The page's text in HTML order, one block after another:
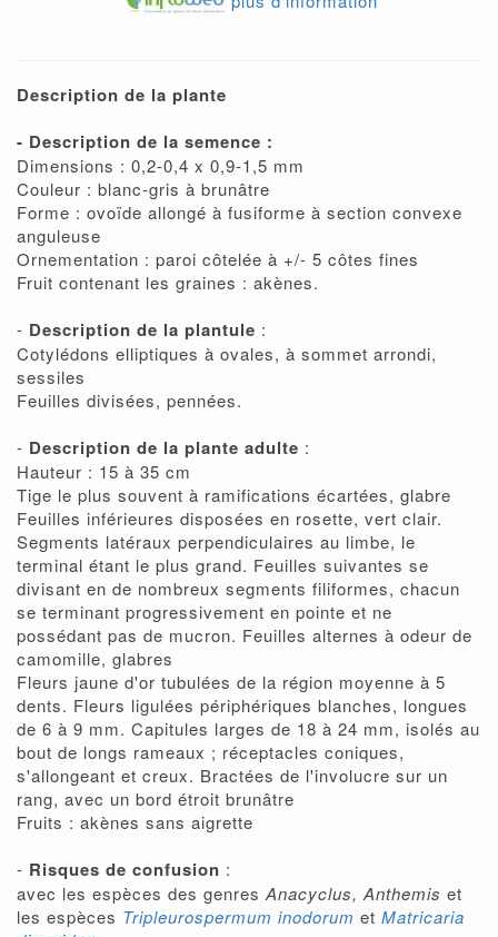
Description de la plante
- Description de la semence :
Dimensions : 0,2-0,4 x 0,9-1,5 mm
Couleur : blanc-gris à brunâtre
Forme : ovoïde allongé à fusiforme à section convexe
anguleuse
Ornementation : paroi côtelée à +/- 5 côtes fines
Fruit contenant les graines : akènes.
- Description de la plantule :
Cotylédons elliptiques à ovales, à sommet arrondi,
sessiles
Feuilles divisées, pennées.
- Description de la plante adulte :
Hauteur : 15 à 35 cm
Tige le plus souvent à ramifications écartées, glabre
Feuilles inférieures disposées en rosette, vert clair.
Segments latéraux perpendiculaires au limbe, le
terminal étant le plus grand. Feuilles suivantes se
divisant en de nombreux segments filiformes, chacun
se terminant progressivement en pointe et ne
possédant pas de mucron. Feuilles alternes à odeur de
camomille, glabres
Fleurs jaune d'or tubulées de la région moyenne à 5
dents. Fleurs ligulées périphériques blanches, longues
de 6 à 9 mm. Capitules larges de 18 à 24 mm, isolés au
bout de longs rameaux ; réceptacles coniques,
s'allongeant et creux. Bractées de l'involucre sur un
rang, avec un bord étroit brunâtre
Fruits : akènes sans aigrette
- Risques de confusion :
avec les espèces des genresAnacyclus, Anthemis et
les espèces Tripleurospermum inodorum et Matricaria